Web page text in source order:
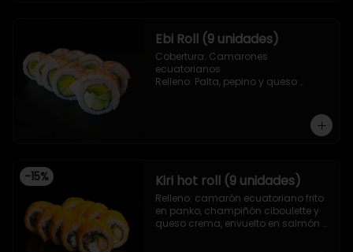
Ebi Roll (9 unidades)
Cobertura: Camarones
ecuatorianos
Relleno: Palta, pepino y queso
-15% Kiri hot roll (9 unidades)
Relleno: camarón ecuatoriano frito
en panko, champiñón ciboulette y
queso crema, envuelto en salmón